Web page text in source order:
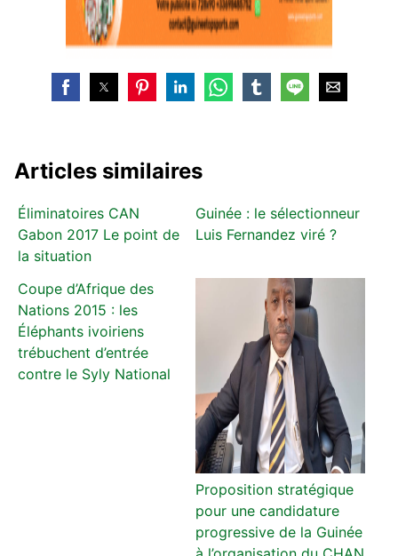
Articles similaires
Éliminatoires CAN
Gabon 2017 Le point de
la situation
Guinée : le sélectionneur
Luis Fernandez viré ?
Coupe d’Afrique des
Nations 2015 : les
Éléphants ivoiriens
trébuchent d’entrée
contre le Syly National
Proposition stratégique
pour une candidature
progressive de la Guinée